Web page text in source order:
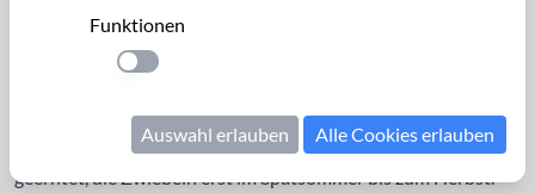
Zwiebel und Knoblauch verwandt und wächst wild vor allem
in schattigen Auwäldern in fast ganz Europa und Nordasien.
Die Blätter werden ab März bis Juni (vor dem Vergilben)
geerntet, die Zwiebeln erst im Spätsommer bis zum Herbst.
Funktionen
Einstellung anwenden
Auswahl erlauben Alle Cookies erlauben